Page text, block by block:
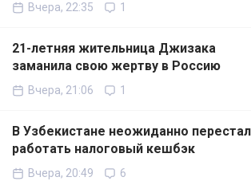
Вчера, 22:35 1
21-летняя жительница Джизака
заманила свою жертву в Россию
Вчера, 21:06 1
В Узбекистане неожиданно перестал
работать налоговый кешбэк
Вчера, 20:49 6